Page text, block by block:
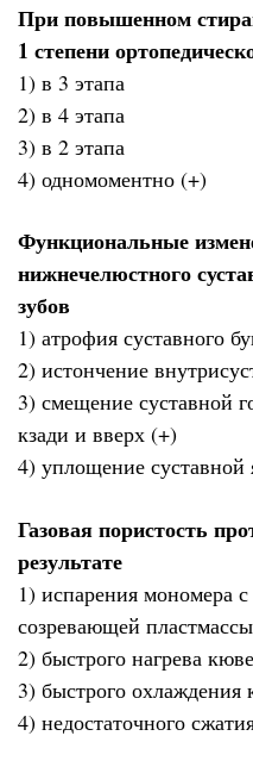
При повышенном
1 степени
1) в 3 этапа
2) в 4 этапа
3) в 2 этапа
4) одномоментно (+)
Функциональные
нижнечелюстного
зубов
1) атрофия суставного
2) истончение
3) смещение суставной
кзади и вверх (+)
4) уплощение суставной
Газовая пористость
результате
1) испарения мономера
созревающей пластмассы
2) быстрого нагрева
3) быстрого охлаждения
4) недостаточного